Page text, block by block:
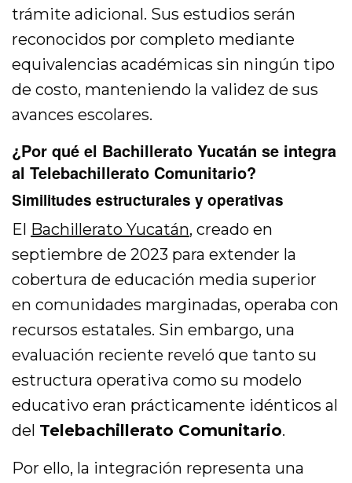
trámite adicional. Sus estudios serán
reconocidos por completo mediante
equivalencias académicas sin ningún tipo
de costo, manteniendo la validez de sus
avances escolares.
¿Por qué el Bachillerato Yucatán se integra
al Telebachillerato Comunitario?
Similitudes estructurales y operativas
El Bachillerato Yucatán, creado en
septiembre de 2023 para extender la
cobertura de educación media superior
en comunidades marginadas, operaba con
recursos estatales. Sin embargo, una
evaluación reciente reveló que tanto su
estructura operativa como su modelo
educativo eran prácticamente idénticos al
del Telebachillerato Comunitario.
Por ello, la integración representa una